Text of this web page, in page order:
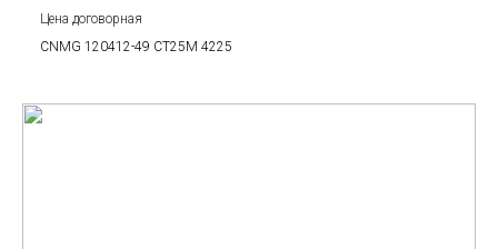
Цена договорная
CNMG 120412-49 CT25M 4225